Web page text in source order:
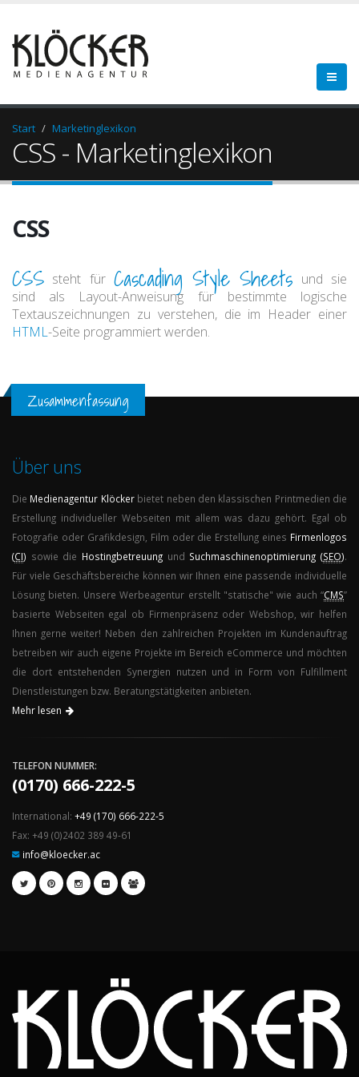
Start Marketinglexikon
CSS - Marketinglexikon
CSS
CSS steht fürCascading Style Sheets und sie
sind als Layout-Anweisung für bestimmte logische
Textauszeichnungen zu verstehen, die im Header einer
HTML-Seite programmiert werden.
Zusammenfassung
Über uns
Die Medienagentur Klöckerbietet neben den klassischen Printmedien die
Erstellung individueller Webseiten mit allem was dazu gehört. Egal ob
Fotografie oder Grafikdesign, Film oder die Erstellung eines Firmenlogos
(CI) sowie die Hostingbetreuung und Suchmaschinenoptimierung (SEO).
Für viele Geschäftsbereiche können wir Ihnen eine passende individuelle
Lösung bieten. Unsere Werbeagentur erstellt "statische" wie auch “CMS”
basierte Webseiten egal ob Firmenpräsenz oder Webshop, wir helfen
Ihnen gerne weiter! Neben den zahlreichen Projekten im Kundenauftrag
betreiben wir auch eigene Projekte im Bereich eCommerce und möchten
die dort entstehenden Synergien nutzen und in Form von Fulfillment
Dienstleistungen bzw. Beratungstätigkeiten anbieten.
Mehr lesen
TELEFON NUMMER:
(0170) 666-222-5
International: +49 (170) 666-222-5
Fax: +49 (0)2402 389 49-61
info@kloecker.ac